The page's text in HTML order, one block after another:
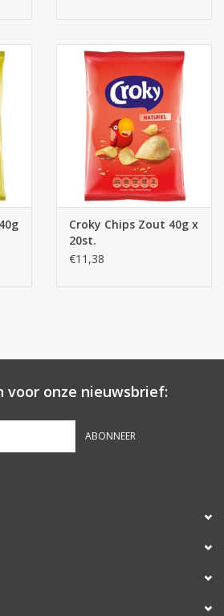
Croky Chips Zout 40g x
20st.
€11,38
voor onze nieuwsbrief:
ABONNEER